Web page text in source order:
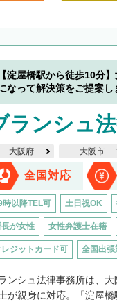
【淀屋橋駅から徒歩10分
なって解決策をご提案し
ランシュ
大阪府 大阪市
全国対応
時以降TEL可 土日祝OK
長が女性 女性弁護士在籍
レジットカード可 全国出張
ンシュ法律事務所は、
が親身に対応。「淀屋